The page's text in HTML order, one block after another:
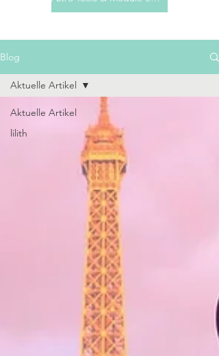
Blog
Aktuelle Artikel
lilith
Aktuelle Artikel